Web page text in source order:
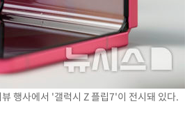
행사에서 '갤럭시 Z 플립7'이 전시돼 있다.